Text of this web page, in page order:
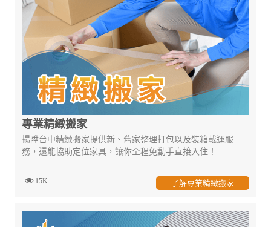
專業精緻搬家
揚陞台中精緻搬家提供新、舊家整理打包以及裝箱載運服
務，還能協助定位家具，讓你全程免動手直接入住！
15K 了解專業精緻搬家